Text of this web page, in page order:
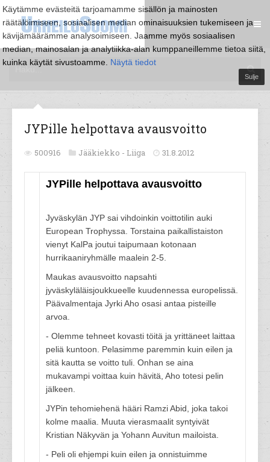
Käytämme evästeitä tarjoamamme sisällön ja mainosten
räätälöimiseen, sosiaalisen median ominaisuuksien tukemiseen ja
kävijämäärämme analysoimiseen. Jaamme myös sosiaalisen
median, mainosalan ja analytiikka-alan kumppaneillemme tietoa siitä,
kuinka käytät sivustoamme. Näytä tiedot
Sulje
JYPille helpottava avausvoitto
500916 Jääkiekko - Liiga 31.8.2012
JYPille helpottava avausvoitto
Jyväskylän JYP sai vihdoinkin voittotilin auki
European Trophyssa. Torstaina paikallistaiston
vienyt KalPa joutui taipumaan kotonaan
hurrikaaniryhmälle maalein 2-5.
Maukas avausvoitto napsahti
jyväskyläläisjoukkueelle kuudennessa europelissä.
Päävalmentaja Jyrki Aho osasi antaa pisteille
arvoa.
- Olemme tehneet kovasti töitä ja yrittäneet laittaa
peliä kuntoon. Pelasimme paremmin kuin eilen ja
sitä kautta se voitto tuli. Onhan se aina
mukavampi voittaa kuin hävitä, Aho totesi pelin
jälkeen.
JYPin tehomiehenä hääri Ramzi Abid, joka takoi
kolme maalia. Muuta vierasmaalit syntyivät
Kristian Näkyvän ja Yohann Auvitun mailoista.
- Peli oli ehjempi kuin eilen ja onnistuimme